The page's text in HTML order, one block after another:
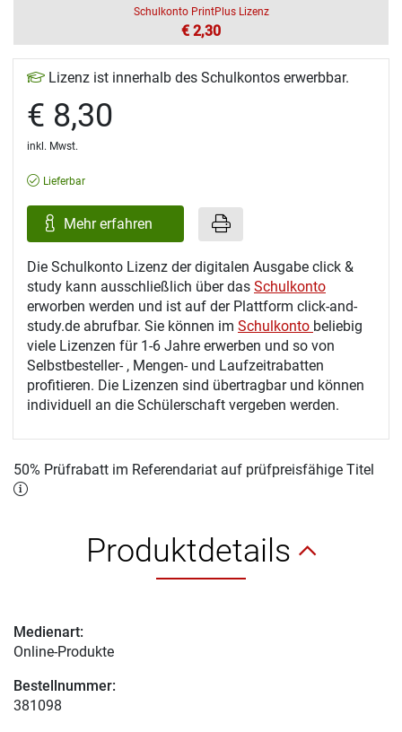
Schulkonto PrintPlus Lizenz
€ 2,30
Lizenz ist innerhalb des Schulkontos erwerbbar.
€ 8,30
inkl. Mwst.
Lieferbar
Mehr erfahren
Die Schulkonto Lizenz der digitalen Ausgabe click &
study kann ausschließlich über das Schulkonto
erworben werden und ist auf der Plattform click-and-
study.de abrufbar. Sie können im Schulkonto beliebig
viele Lizenzen für 1-6 Jahre erwerben und so von
Selbstbesteller- , Mengen- und Laufzeitrabatten
profitieren. Die Lizenzen sind übertragbar und können
individuell an die Schülerschaft vergeben werden.
50% Prüfrabatt im Referendariat auf prüfpreisfähige Titel
Produktdetails
Medienart:
Online-Produkte
Bestellnummer:
381098